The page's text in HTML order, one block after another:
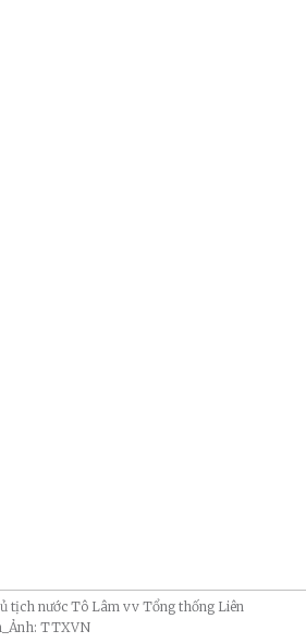
tịch nước Tô Lâm vv Tổng thống Liên
TTXVN